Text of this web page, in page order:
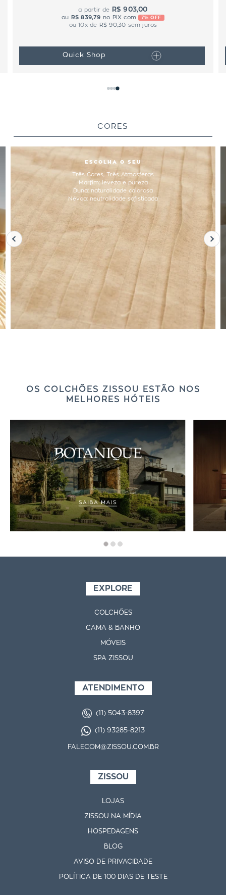
a partir de R$ 903,00
ou R$ 839,79 no PIX com 7% OFF
ou10x de R$ 90,30 sem juros
Quick Shop
ESCOLHA O SEU
Três Cores, Três Atmosferas
Marfim: leveza e pureza
Duna: naturalidade calorosa
Névoa: neutralidade sofisticada
CORES
OS COLCHÕES ZISSOU ESTÃO NOS
MELHORES HÓTEIS
EXPLORE
COLCHÕES
CAMA & BANHO
MÓVEIS
SPA ZISSOU
ATENDIMENTO
(11) 5043-8397
(11) 93285-8213
FALECOM@ZISSOU.COM.BR
ZISSOU
LOJAS
ZISSOU NA MÍDIA
HOSPEDAGENS
BLOG
AVISO DE PRIVACIDADE
POLÍTICA DE 100 DIAS DE TESTE